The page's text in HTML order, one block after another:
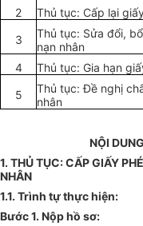
2
Thủ tục: Cấp lại
3
Thủ tục: Sửa đổi,
nạn nhân
4
Thủ tục: Gia hạn
5
Thủ tục: Đề nghị
nhân
NỘI
1. THỦ TỤC: CẤP GIẤY
NHÂN
1.1. Trình tựthực hiện:
Bước 1. Nộp hồ sơ: